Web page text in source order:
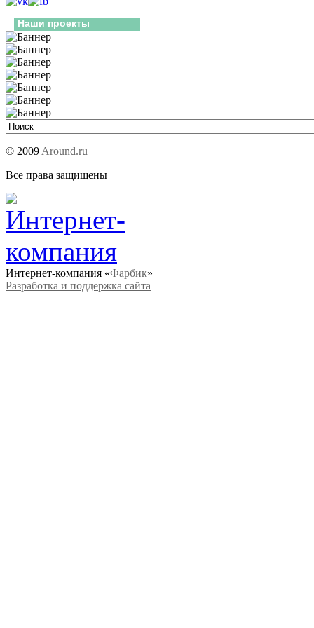
Наши проекты
© 2009 Around.ru
Все права защищены
Интернет-компания «Фарбик»
Разработка и поддержка сайта